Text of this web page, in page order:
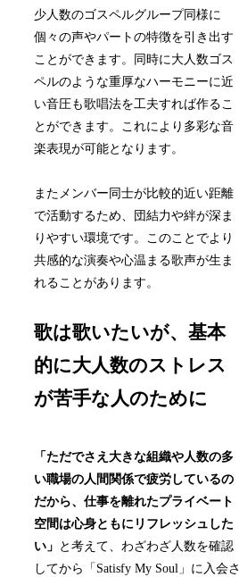
少人数のゴスペルグループ同様に
個々の声やパートの特徴を引き出す
ことができます。同時に大人数ゴス
ペルのような重厚なハーモニーに近
い音圧も歌唱法を工夫すれば作るこ
とができます。これにより多彩な音
楽表現が可能となります。
またメンバー同士が比較的近い距離
で活動するため、団結力や絆が深ま
りやすい環境です。このことでより
共感的な演奏や心温まる歌声が生ま
れることがあります。
歌は歌いたいが、基本
的に大人数のストレス
が苦手な人のために
「ただでさえ大きな組織や人数の多
い職場の人間関係で疲労しているの
だから、仕事を離れたプライベート
空間は心身ともにリフレッシュした
い」 と考えて、わざわざ人数を確認
してから「Satisfy My Soul」に入会さ